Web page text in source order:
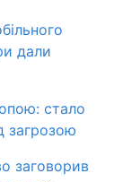
дали
стало
загрозою
заговорив